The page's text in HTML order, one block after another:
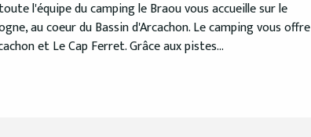
l'équipe du camping le Braou vous accueille sur le
au coeur du Bassin d'Arcachon. Le camping vous offre
et Le Cap Ferret. Grâce aux pistes...